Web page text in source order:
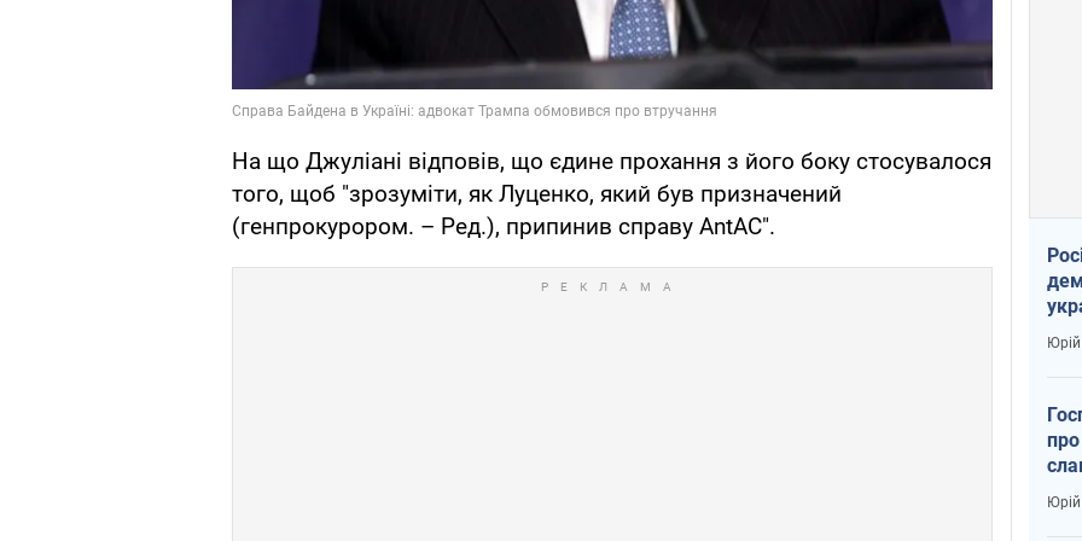
На що Джуліані відповів, що єдине прохання з його боку стосувалося
того, щоб "зрозуміти, як Луценко, який був призначений
(генпрокурором. – Ред.), припинив справу AntAC".